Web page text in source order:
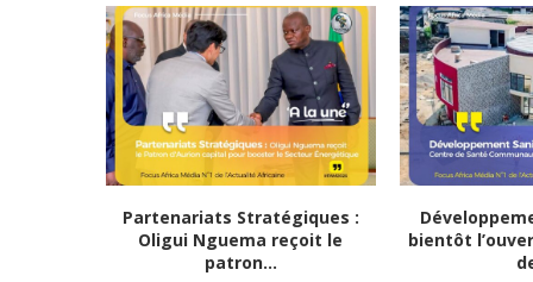
Partenariats Stratégiques :
Oligui Nguema reçoit le
patron...
bientôt